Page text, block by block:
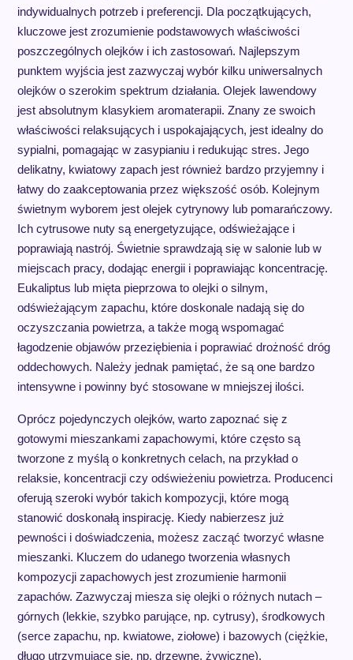
indywidualnych potrzeb i preferencji. Dla początkujących,
kluczowe jest zrozumienie podstawowych właściwości
poszczególnych olejków i ich zastosowań. Najlepszym
punktem wyjścia jest zazwyczaj wybór kilku uniwersalnych
olejków o szerokim spektrum działania. Olejek lawendowy
jest absolutnym klasykiem aromaterapii. Znany ze swoich
właściwości relaksujących i uspokajających, jest idealny do
sypialni, pomagając w zasypianiu i redukując stres. Jego
delikatny, kwiatowy zapach jest również bardzo przyjemny i
łatwy do zaakceptowania przez większość osób. Kolejnym
świetnym wyborem jest olejek cytrynowy lub pomarańczowy.
Ich cytrusowe nuty są energetyzujące, odświeżające i
poprawiają nastrój. Świetnie sprawdzają się w salonie lub w
miejscach pracy, dodając energii i poprawiając koncentrację.
Eukaliptus lub mięta pieprzowa to olejki o silnym,
odświeżającym zapachu, które doskonale nadają się do
oczyszczania powietrza, a także mogą wspomagać
łagodzenie objawów przeziębienia i poprawiać drożność dróg
oddechowych. Należy jednak pamiętać, że są one bardzo
intensywne i powinny być stosowane w mniejszej ilości.
Oprócz pojedynczych olejków, warto zapoznać się z
gotowymi mieszankami zapachowymi, które często są
tworzone z myślą o konkretnych celach, na przykład o
relaksie, koncentracji czy odświeżeniu powietrza. Producenci
oferują szeroki wybór takich kompozycji, które mogą
stanowić doskonałą inspirację. Kiedy nabierzesz już
pewności i doświadczenia, możesz zacząć tworzyć własne
mieszanki. Kluczem do udanego tworzenia własnych
kompozycji zapachowych jest zrozumienie harmonii
zapachów. Zazwyczaj miesza się olejki o różnych nutach –
górnych (lekkie, szybko parujące, np. cytrusy), środkowych
(serce zapachu, np. kwiatowe, ziołowe) i bazowych (ciężkie,
długo utrzymujące się, np. drzewne, żywiczne).